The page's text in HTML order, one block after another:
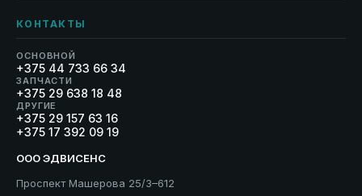
КОНТАКТЫ
ОСНОВНОЙ
+375 44 733 66 34
ЗАПЧАСТИ
+375 29 638 18 48
ДРУГИЕ
+375 29 157 63 16
+375 17 392 09 19
ООО ЭДВИСЕНС
Проспект Машерова 25/3–612